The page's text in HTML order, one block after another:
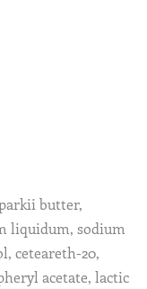
butter,
liquidum, sodium
ceteareth-20,
acetate, lactic